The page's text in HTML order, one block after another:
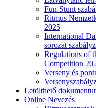
Fun-Stunt
Ritmus
2025
International
sorozat
Regulations of
Competition
Verseny és
Letölthető
Online Nevezés